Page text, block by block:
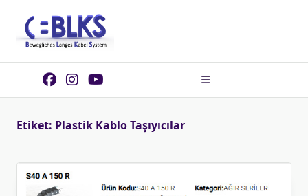
content
Etiket: Plastik Kablo Taşıyıcılar